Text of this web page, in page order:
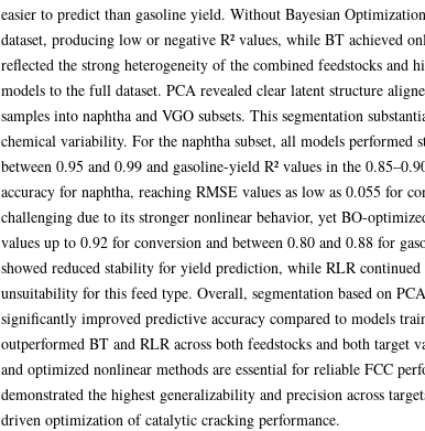
easier to predict than gasoline yield. Without Bayesian
dataset, producing low or negative R² values, while BT achieved
reflected the strong heterogeneity of the combined feedstocks
models to the full dataset. PCA revealed clear latent structure
samples into naphtha and VGO subsets. This segmentation
chemical variability. For the naphtha subset, all models performed
between 0.95 and 0.99 and gasoline-yield R² values in the
accuracy for naphtha, reaching RMSE values as low as 0.055 for
challenging due to its stronger nonlinear behavior, yet BO-
values up to 0.92 for conversion and between 0.80 and 0.88 for
showed reduced stability for yield prediction, while RLR
unsuitability for this feed type. Overall, segmentation based on
significantly improved predictive accuracy compared to models
outperformed BT and RLR across both feedstocks and both target
and optimized nonlinear methods are essential for reliable FCC
demonstrated the highest generalizability and precision across
driven optimization of catalytic cracking performance.